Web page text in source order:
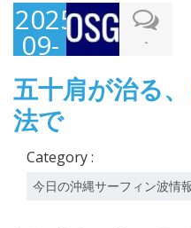
2025-
09-
07
-
五十肩が治る
法で
Category :
今日の沖縄サーフィン波情